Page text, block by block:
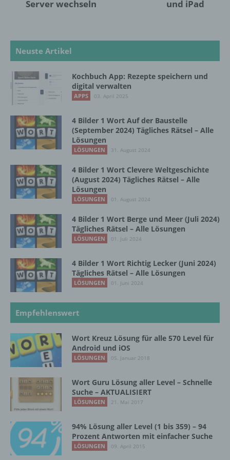
Server wechseln
und iPad
Neuste Artikel
Kochbuch App: Rezepte speichern und
digital verwalten
APPS 03. April 2025
4 Bilder 1 Wort Auf der Baustelle
(September 2024) Tägliches Rätsel – Alle
Lösungen
LÖSUNGEN 31. August 2024
4 Bilder 1 Wort Clevere Weltgeschichte
(August 2024) Tägliches Rätsel – Alle
Lösungen
LÖSUNGEN 01. August 2024
4 Bilder 1 Wort Berge und Meer (Juli 2024)
Tägliches Rätsel – Alle Lösungen
LÖSUNGEN 01. Juli 2024
4 Bilder 1 Wort Richtig Lecker (Juni 2024)
Tägliches Rätsel – Alle Lösungen
LÖSUNGEN 01. Juni 2024
Empfehlenswert
Wort Kreuz Lösung für alle 570 Level für
Android und iOS
LÖSUNGEN 05. Januar 2018
Wort Guru Lösung aller Level – Schnelle
Suche – AKTUALISIERT
LÖSUNGEN 21. Mai 2017
94% Lösung aller Level (1 bis 359) – 94
Prozent Antworten mit einfacher Suche
LÖSUNGEN 09. April 2015
Informationen gesondert aufbewahrt werden
dass die personenbezogenen Daten nicht
einer identifizierten oder identifizierbaren
natürlichen Person zugewiesen werden.
g) Verantwortlicher oder für die Verarbeitung
Verantwortlicher oder für die Verarbeitung
Verantwortlicher ist die natürliche oder
juristische Person, Behörde, Einrichtung
gemeinsam mit anderen über die Zwecke
und Mittel der Verarbeitung von
personenbezogenen Daten entscheidet.
Sind die Zwecke und Mittel dieser
das Recht der Mitgliedstaaten vorgegeben,
so kann der Verantwortliche
beziehungsweise können die bestimmten
Unionsrecht oder dem Recht der
Mitgliedstaaten vorgesehen werden.
juristische Person, Behörde, Einrichtung
oder andere Stelle, die personenbezogene
Daten im Auftrag des Verantwortlichen
i) Empfänger
Empfänger ist eine natürliche oder juristische
Person, Behörde, Einrichtung oder andere
Stelle, der personenbezogene Daten